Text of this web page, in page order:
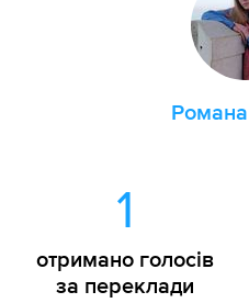
1
отримано голосів
за переклади